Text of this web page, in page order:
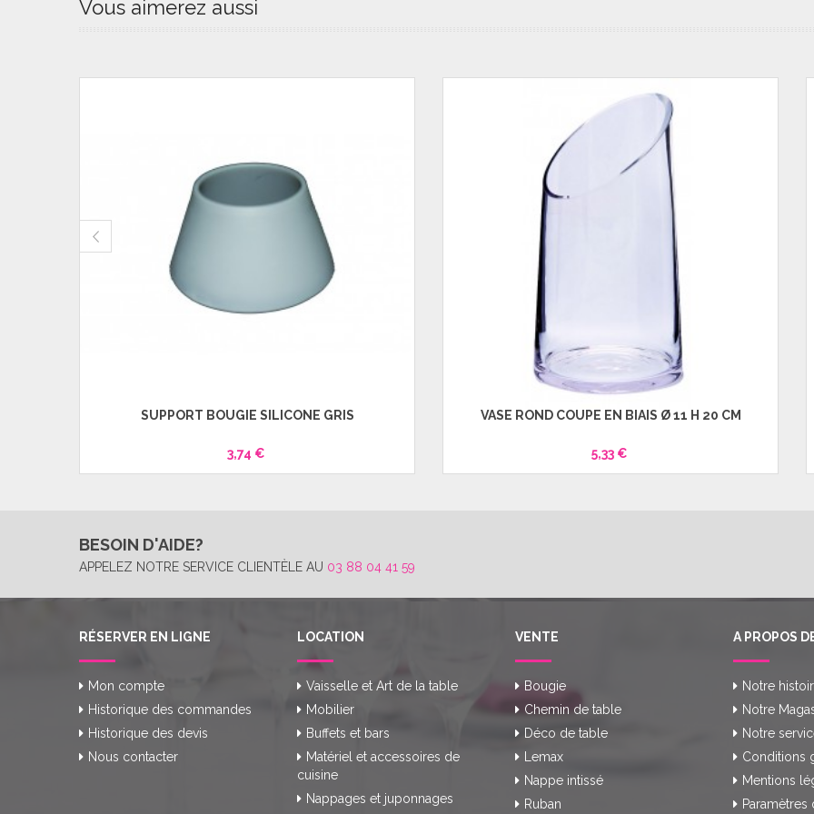
Vous aimerez aussi
SUPPORT BOUGIE SILICONE GRIS
3,74 €
VASE ROND COUPE EN BIAIS Ø 11 H 20 CM
5,33 €
BESOIN D'AIDE?
APPELEZ NOTRE SERVICE CLIENTÈLE AU 03 88 04 41 59
RÉSERVER EN LIGNE
Mon compte
Historique des commandes
Historique des devis
Nous contacter
LOCATION
Vaisselle et Art de la table
Mobilier
Buffets et bars
Matériel et accessoires de
cuisine
Nappages et juponnages
VENTE
Bougie
Chemin de table
Déco de table
Lemax
Nappe intissé
Ruban
A PROPOS
Notre
Notre
Notre
Conditions
Mentions